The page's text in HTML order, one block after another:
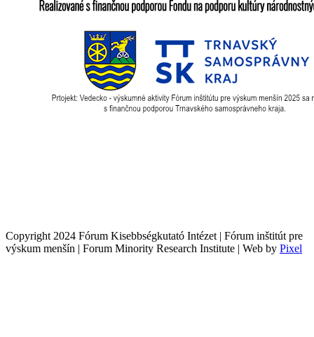
Copyright 2024 Fórum Kisebbségkutató Intézet | Fórum inštitút pre
výskum menšín | Forum Minority Research Institute | Web by Pixel